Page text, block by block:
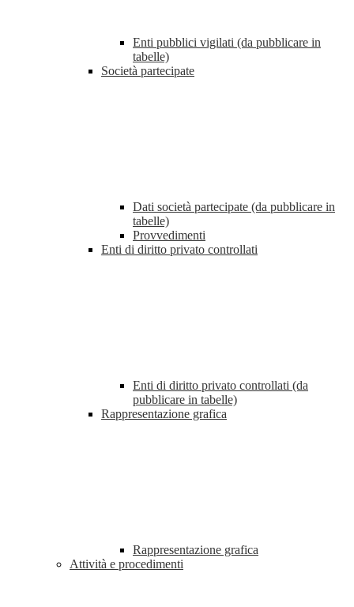
Enti pubblici vigilati (da pubblicare in
tabelle)
Società partecipate
Dati società partecipate (da pubblicare in
tabelle)
Provvedimenti
Enti di diritto privato controllati
Enti di diritto privato controllati (da
pubblicare in tabelle)
Rappresentazione grafica
Rappresentazione grafica
Attività e procedimenti